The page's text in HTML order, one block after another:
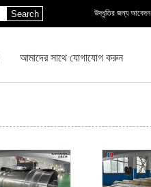
উদ্ধৃতির জন্য আবেদন
Search
আমাদের সাথে যোগাযোগ করুন